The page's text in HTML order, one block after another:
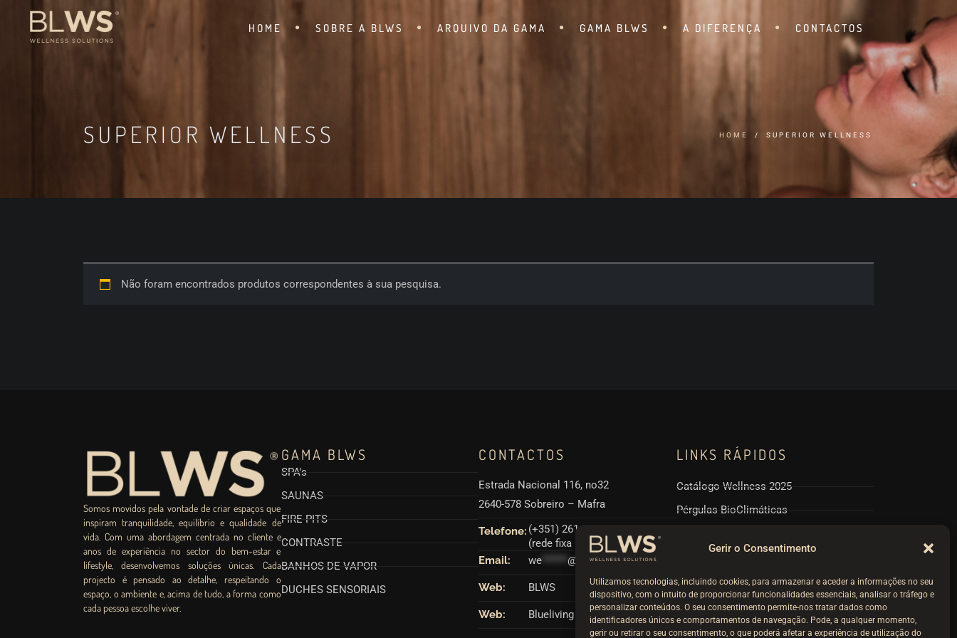
Gerir o Consentimento
Utilizamos tecnologias, incluindo cookies, para armazenar e aceder a informações no seu
dispositivo, com o intuito de proporcionar funcionalidades essenciais, analisar o tráfego e
personalizar conteúdos. O seu consentimento permite-nos tratar dados como
identificadores únicos e comportamentos de navegação. Pode, a qualquer momento,
gerir ou retirar o seu consentimento, o que poderá afetar a experiência de utilização do
HOME SOBRE A BLWS ARQUIVO DA GAMA GAMA BLWS A DIFERENÇA CONTACTOS
SUPERIOR WELLNESS HOME SUPERIOR WELLNESS
Não foram encontrados produtos correspondentes à sua pesquisa.
Somos movidos pela vontade de criar espaços que
inspiram tranquilidade, equilíbrio e qualidade de
vida. Com uma abordagem centrada no cliente e
anos de experiência no sector do bem-estar e
lifestyle, desenvolvemos soluções únicas. Cada
projecto é pensado ao detalhe, respeitando o
espaço, o ambiente e, acima de tudo, a forma como
cada pessoa escolhe viver.
GAMA BLWS
SPA's
SAUNAS
FIRE PITS
CONTRASTE
BANHOS DE VAPOR
DUCHES SENSORIAIS
CONTACTOS
Estrada Nacional 116, no32
2640-578 Sobreiro – Mafra
Telefone: (+351) 261 866 880
(rede fixa nacional)
Email:
we ****** @ ws.pt
Web: BLWS
Web: Blueliving
LINKS RÁPIDOS
Catálogo Wellness 2025
Pérgulas BioClimáticas
Livro Reclamações